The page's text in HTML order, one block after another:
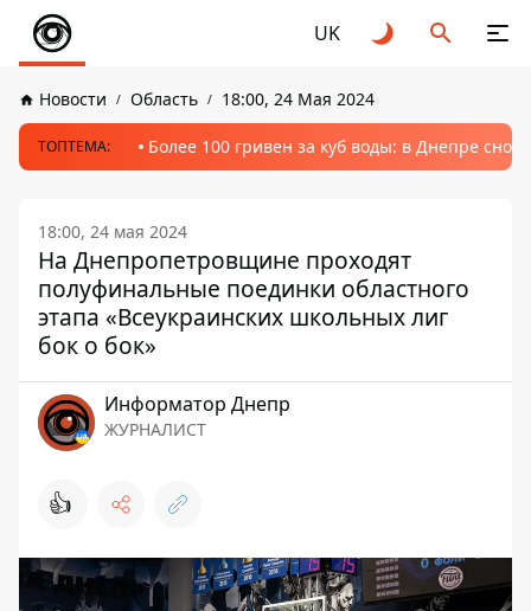
UK
Новости Область 18:00, 24 Мая 2024
ТОПТЕМА: Более 100 гривен за куб воды: в Днепре
18:00, 24 мая 2024
На Днепропетровщине проходят
полуфинальные поединки областного
этапа «Всеукраинских школьных лиг
бок о бок»
Информатор Днепр
ЖУРНАЛИСТ
👍